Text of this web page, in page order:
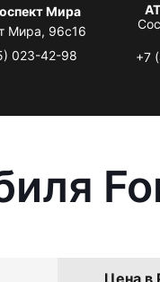
Мира
Мира, 96с16
023-42-98
+7
Цена в